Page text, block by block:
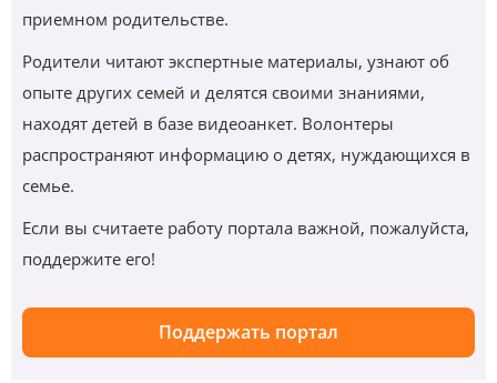
приемном родительстве.
Родители читают экспертные материалы, узнают об
опыте других семей и делятся своими знаниями,
находят детей в базе видеоанкет. Волонтеры
распространяют информацию о детях, нуждающихся в
семье.
Если вы считаете работу портала важной, пожалуйста,
поддержите его!
Поддержать портал